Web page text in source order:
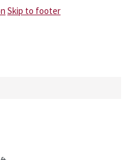
Skip to footer